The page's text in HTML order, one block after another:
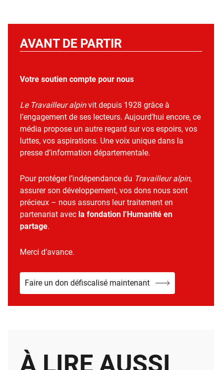
AVANT DE PARTIR
Votre soutien compte pour nous
Le Travailleur alpinvit depuis 1928 grâce à
l’engagement de ses lecteurs. Aujourd’hui encore, ce
média propose un autre regard sur vos espoirs, vos
luttes, vos aspirations. Une voix unique dans la
presse d’information départementale.
Pour protéger l’indépendance du Travailleur alpin,
assurer son développement, vos dons nous sont
précieux – nous assurons leur traitement en
partenariat avec la fondation l’Humanité en
partage.
Merci d’avance.
Faire un don défiscalisé maintenant
À LIRE AUSSI